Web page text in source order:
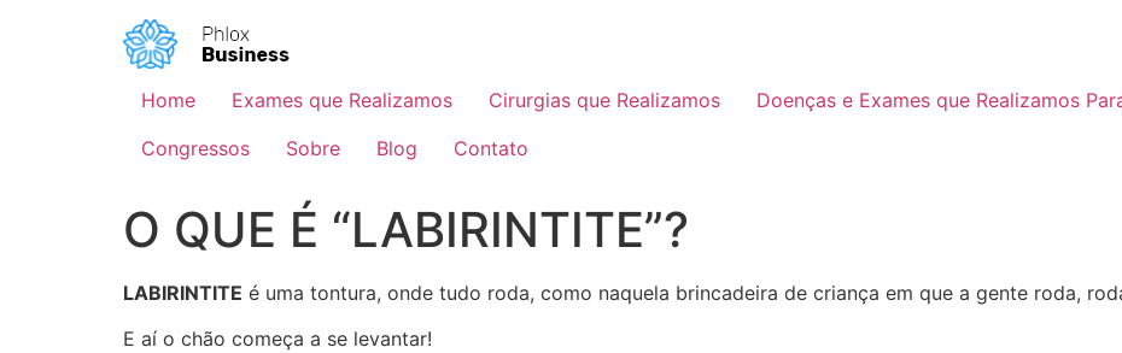
Home Exames que Realizamos Cirurgias que Realizamos Doenças e Exames que Realizamos
Congressos
Sobre Blog Contato
O QUE É “LABIRINTITE”?
LABIRINTITE é uma tontura, onde tudo roda, como naquela brincadeira de criança em que a gente roda,
E aí o chão começa a se levantar!